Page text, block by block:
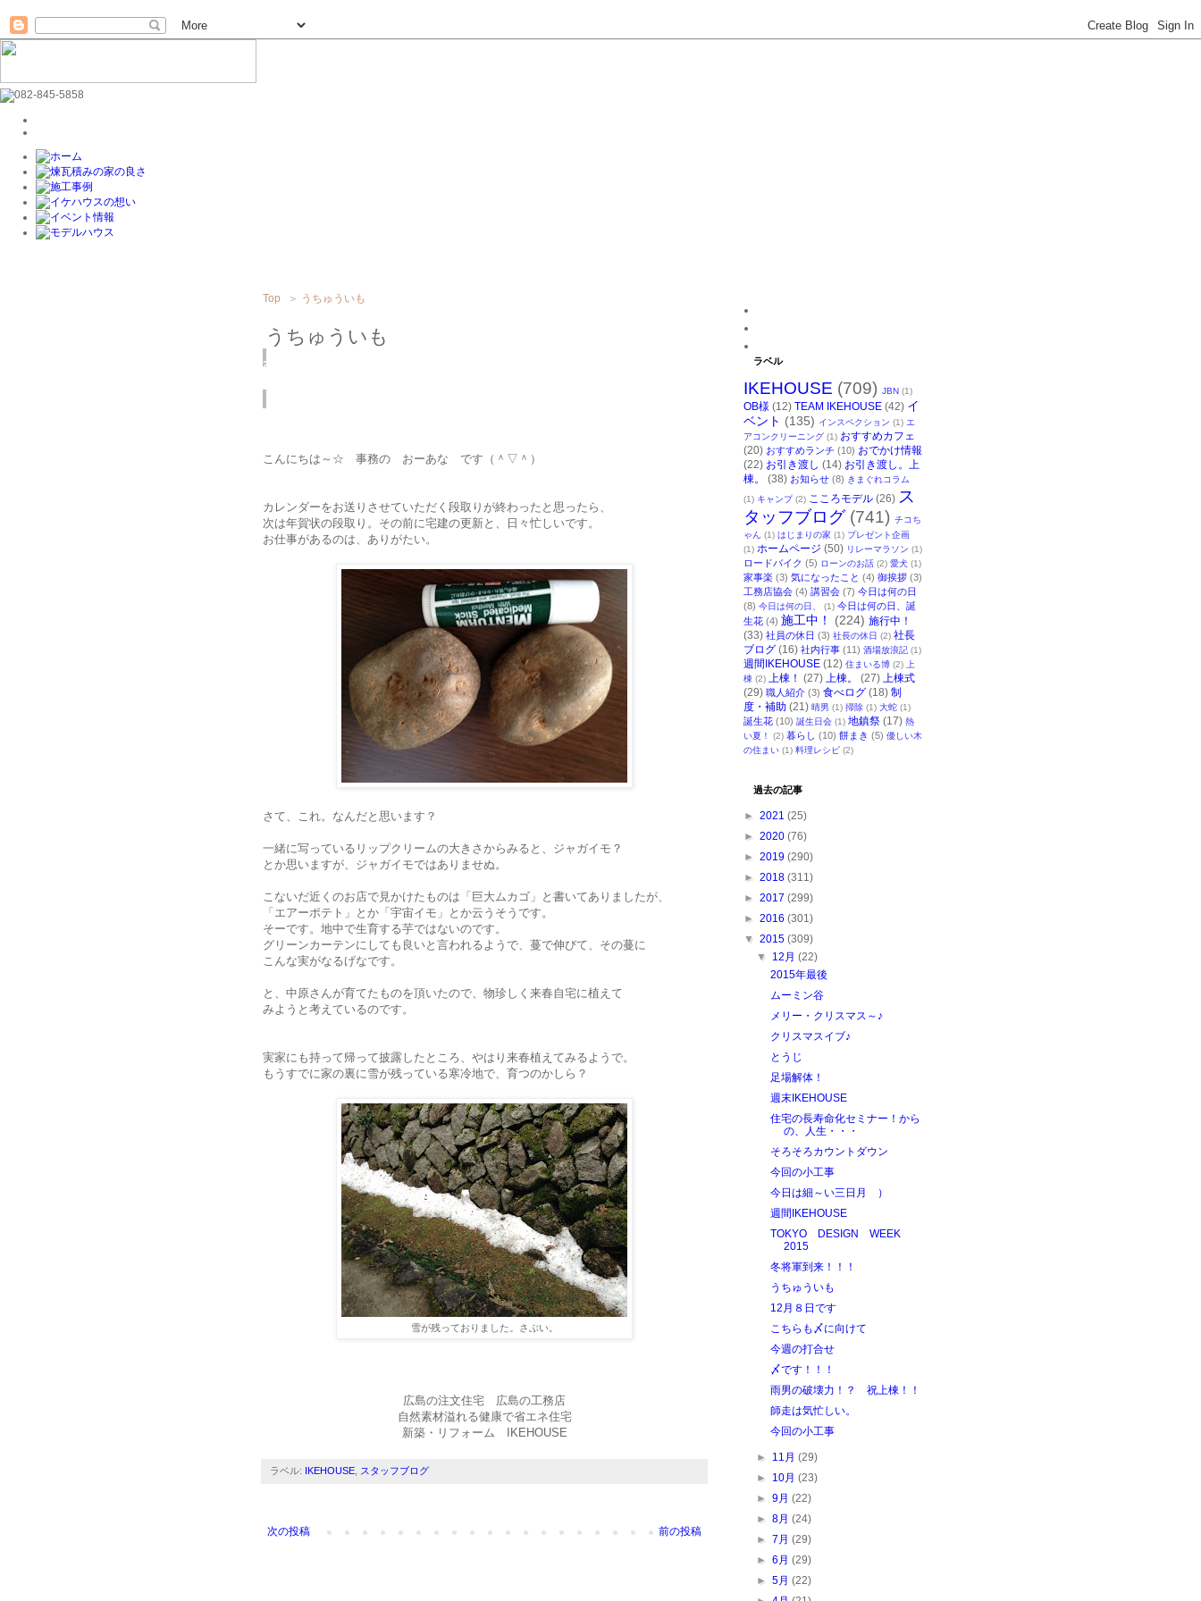
Top ＞ うちゅういも
うちゅういも
2015
こんにちは～☆ 事務の おーあな です（＾▽＾）
カレンダーをお送りさせていただく段取りが終わったと思ったら、
次は年賀状の段取り。その前に宅建の更新と、日々忙しいです。
お仕事があるのは、ありがたい。
さて、これ。なんだと思います？
一緒に写っているリップクリームの大きさからみると、ジャガイモ？
とか思いますが、ジャガイモではありませぬ。
こないだ近くのお店で見かけたものは「巨大ムカゴ」と書いてありましたが、
「エアーポテト」とか「宇宙イモ」とか云うそうです。
そーです。地中で生育する芋ではないのです。
グリーンカーテンにしても良いと言われるようで、蔓で伸びて、その蔓に
こんな実がなるげなです。
と、中原さんが育てたものを頂いたので、物珍しく来春自宅に植えて
みようと考えているのです。
実家にも持って帰って披露したところ、やはり来春植えてみるようで。
もうすでに家の裏に雪が残っている寒冷地で、育つのかしら？
雪が残っておりました。さぶい。
広島の注文住宅 広島の工務店
自然素材溢れる健康で省エネ住宅
新築・リフォーム IKEHOUSE
ラベル: IKEHOUSE スタッフブログ
次の投稿 前の投稿
ラベル
IKEHOUSE (709) JBN (1)
OB様 (12) TEAM IKEHOUSE (42) イ
ベント (135) インスペクション (1) エ
アコンクリーニング (1) おすすめカフェ
(20) おすすめランチ (10) おでかけ情報
(22) お引き渡し (14) お引き渡し。上
棟。
(38) お知らせ (8) きまぐれコラム
(1) キャンプ (2) こころモデル (26) ス
タッフブログ (741) チコち
ゃん
(1) はじまりの家 (1) プレゼント企画
(1) ホームページ (50) リレーマラソン (1)
ロードバイク (5) ローンのお話 (2) 愛犬 (1)
家事楽 (3) 気になったこと (4) 御挨拶 (3)
工務店協会 (4) 講習会 (7) 今日は何の日
(8) 今日は何の日、 (1) 今日は何の日、誕
生花 (4) 施工中！ (224) 施行中！
(33) 社員の休日 (3) 社長の休日 (2) 社長
ブログ (16) 社内行事 (11) 酒場放浪記 (1)
週間IKEHOUSE (12) 住まいる博 (2)
上
棟 (2) 上棟！ (27) 上棟。 (27) 上棟式
(29) 職人紹介 (3) 食べログ (18) 制
度・補助 (21) 晴男 (1) 掃除 (1) 大蛇 (1)
誕生花 (10) 誕生日会 (1) 地鎮祭 (17) 熱
い夏！
(2) 暮らし (10) 餅まき (5) 優しい木
の住まい (1) 料理レシピ (2)
過去の記事
► 2021 (25)
► 2020 (76)
► 2019 (290)
► 2018 (311)
► 2017 (299)
► 2016 (301)
▼ 2015 (309)
▼
12月 (22)
2015年最後
ムーミン谷
メリー・クリスマス～♪
クリスマスイブ♪
とうじ
足場解体！
週末IKEHOUSE
住宅の長寿命化セミナー！から
の、人生・・・
そろそろカウントダウン
今回の小工事
今日は細～い三日月 ）
週間IKEHOUSE
TOKYO DESIGN WEEK
2015
冬将軍到来！！！
うちゅういも
12月８日です
こちらも〆に向けて
今週の打合せ
〆です！！！
雨男の破壊力！？ 祝上棟！！
師走は気忙しい。
今回の小工事
► 11月 (29)
► 10月 (23)
►9月 (22)
►8月 (24)
►7月 (29)
►6月 (29)
►5月 (22)